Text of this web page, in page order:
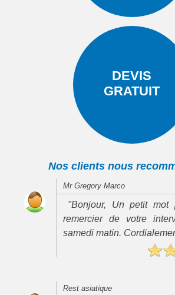
DEVIS
GRATUIT
Nos clients nous
Mr Gregory Marco
"Bonjour, Un petit mot
remercier de votre
samedi matin.
Rest asiatique